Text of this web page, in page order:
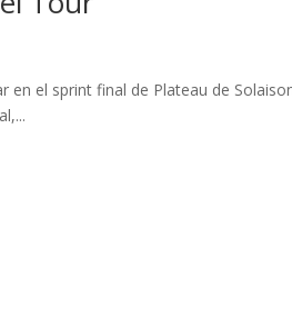
el sprint final de Plateau de